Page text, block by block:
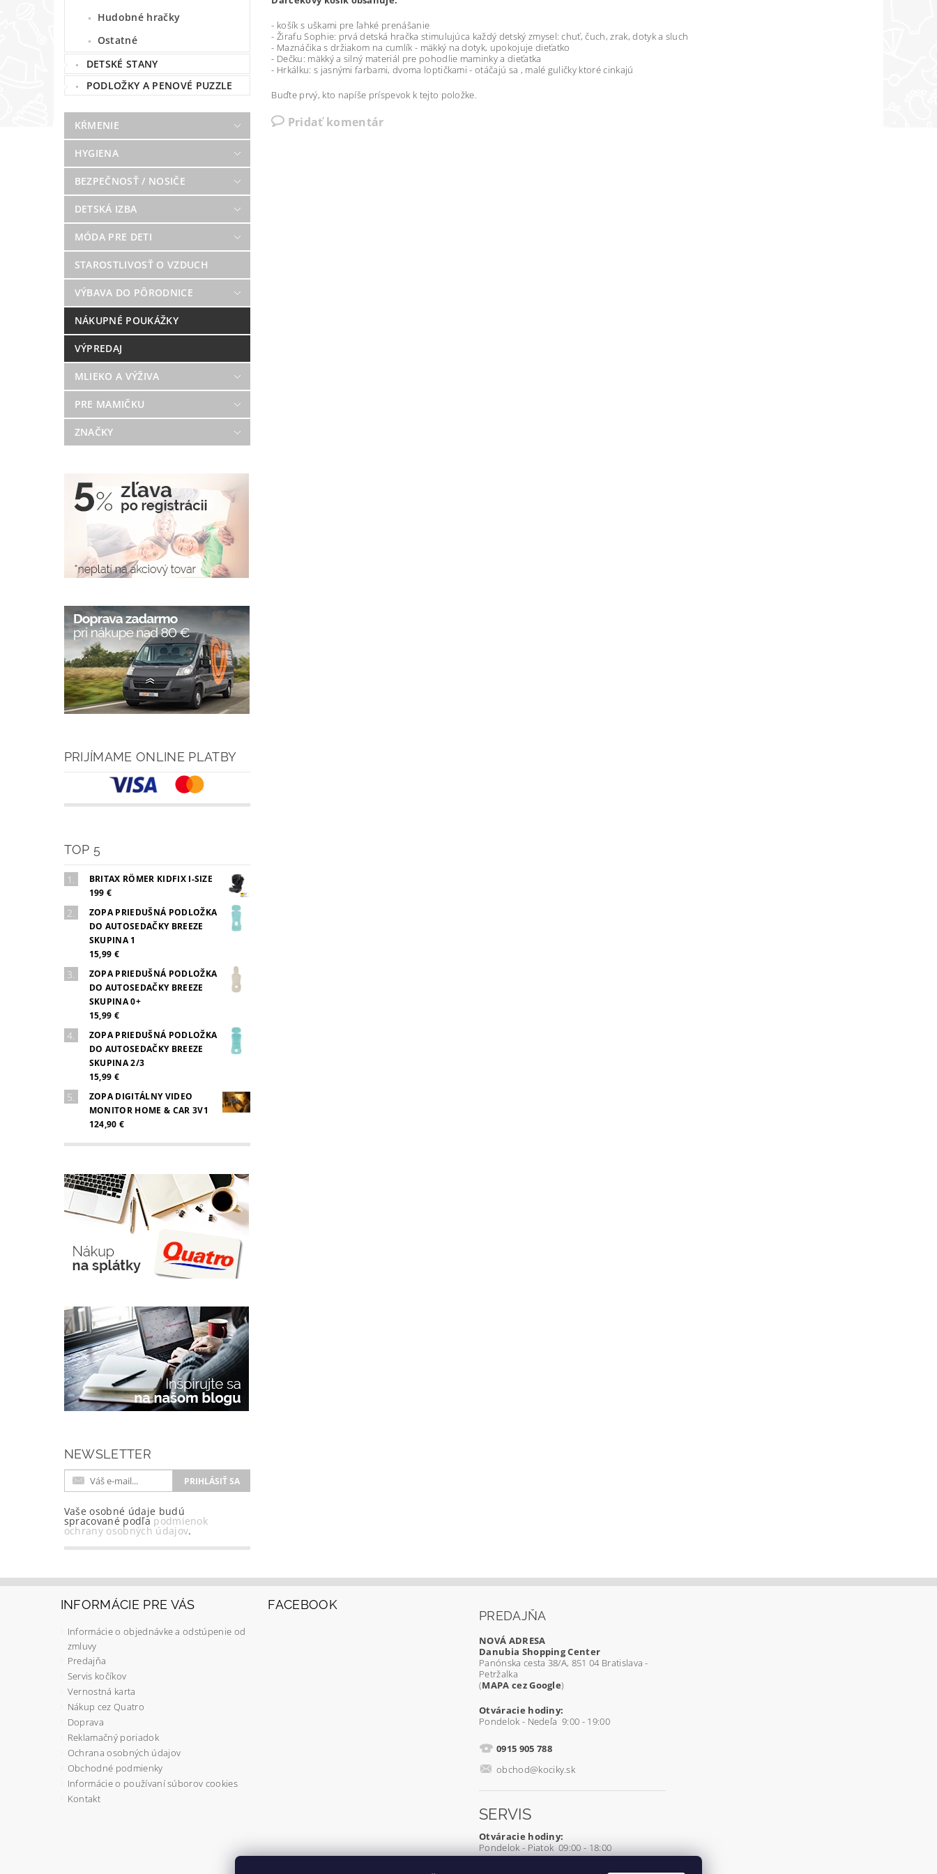
Hudobné hračky
Ostatné
DETSKÉ STANY
PODLOŽKY A PENOVÉ PUZZLE
KŔMENIE
HYGIENA
BEZPEČNOSŤ / NOSIČE
DETSKÁ IZBA
MÓDA PRE DETI
STAROSTLIVOSŤ O VZDUCH
VÝBAVA DO PÔRODNICE
NÁKUPNÉ POUKÁŽKY
VÝPREDAJ
MLIEKO A VÝŽIVA
PRE MAMIČKU
ZNAČKY
PRIJÍMAME ONLINE PLATBY
TOP 5
BRITAX RÖMER KIDFIX I-SIZE
199 €
ZOPA PRIEDUŠNÁ PODLOŽKA
DO AUTOSEDAČKY BREEZE
SKUPINA 1
15,99 €
ZOPA PRIEDUŠNÁ PODLOŽKA
DO AUTOSEDAČKY BREEZE
SKUPINA 0+
15,99 €
ZOPA PRIEDUŠNÁ PODLOŽKA
DO AUTOSEDAČKY BREEZE
SKUPINA 2/3
15,99 €
ZOPA DIGITÁLNY VIDEO
MONITOR HOME & CAR 3V1
124,90 €
NEWSLETTER
Vaše osobné údaje budú
spracované podľa podmienok
ochrany osobných údajov.
- košík s uškami pre ľahké prenášanie
- Žirafu Sophie: prvá detská hračka stimulujúca každý detský zmysel: chuť, čuch, zrak, dotyk a sluch
- Maznáčika s držiakom na cumlík - mäkký na dotyk, upokojuje dieťatko
- Dečku: mäkký a silný materiál pre pohodlie maminky a dieťatka
- Hrkálku: s jasnými farbami, dvoma loptičkami - otáčajú sa , malé guličky ktoré cinkajú
Buďte prvý, kto napíše príspevok k tejto položke.
Pridať komentár
INFORMÁCIE PRE VÁS
Informácie o objednávke a odstúpenie od
zmluvy
Predajňa
Servis kočíkov
Vernostná karta
Nákup cez Quatro
Doprava
Reklamačný poriadok
Ochrana osobných údajov
Obchodné podmienky
Informácie o používaní súborov cookies
Kontakt
FACEBOOK
PREDAJŇA
NOVÁ ADRESA
Danubia Shopping Center
Panónska cesta 38/A, 851 04 Bratislava -
Petržalka
(MAPA cez Google)
Otváracie hodiny:
Pondelok - Nedeľa 9:00 - 19:00
0915 905 788
obchod@kociky.sk
SERVIS
Otváracie hodiny:
Pondelok - Piatok 09:00 - 18:00